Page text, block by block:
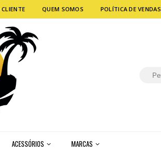
QUEM SOMOS POLÍTICA DE VENDAS
ACESSÓRIOS MARCAS